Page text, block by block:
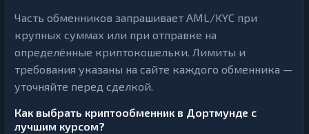
Часть обменников запрашивает AML/KYC при
крупных суммах или при отправке на
определённые криптокошельки. Лимиты и
требования указаны на сайте каждого обменника —
уточняйте перед сделкой.
Как выбрать криптообменник в Дортмунде с
лучшим курсом?